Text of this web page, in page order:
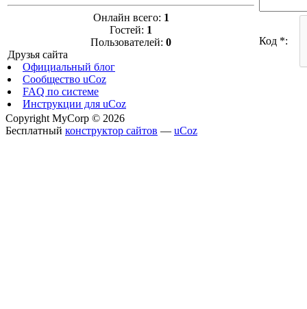
Онлайн всего: 1
Гостей: 1
Пользователей: 0
Друзья сайта
Официальный блог
Сообщество uCoz
FAQ по системе
Инструкции для uCoz
Код *:
Copyright MyCorp © 2026
Бесплатный конструктор сайтов — uCoz